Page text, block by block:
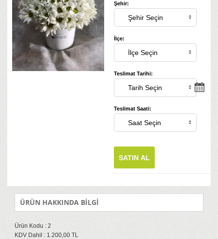
Şehir:
İlçe:
Teslimat Tarihi:
Teslimat Saati:
SATIN AL
ÜRÜN HAKKINDA BİLGİ
Ürün Kodu : 2
KDV Dahil : 1.200,00 TL